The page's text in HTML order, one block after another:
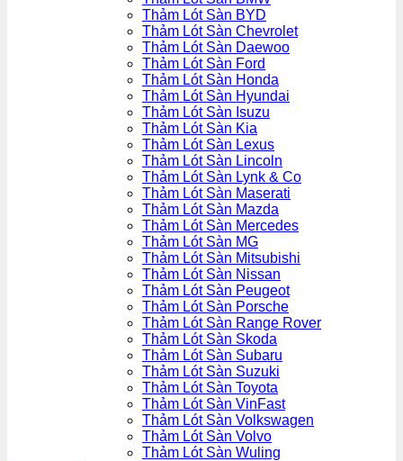
Thảm Lót Sàn BYD
Thảm Lót Sàn Chevrolet
Thảm Lót Sàn Daewoo
Thảm Lót Sàn Ford
Thảm Lót Sàn Honda
Thảm Lót Sàn Hyundai
Thảm Lót Sàn Isuzu
Thảm Lót Sàn Kia
Thảm Lót Sàn Lexus
Thảm Lót Sàn Lincoln
Thảm Lót Sàn Lynk & Co
Thảm Lót Sàn Maserati
Thảm Lót Sàn Mazda
Thảm Lót Sàn Mercedes
Thảm Lót Sàn MG
Thảm Lót Sàn Mitsubishi
Thảm Lót Sàn Nissan
Thảm Lót Sàn Peugeot
Thảm Lót Sàn Porsche
Thảm Lót Sàn Range Rover
Thảm Lót Sàn Skoda
Thảm Lót Sàn Subaru
Thảm Lót Sàn Suzuki
Thảm Lót Sàn Toyota
Thảm Lót Sàn VinFast
Thảm Lót Sàn Volkswagen
Thảm Lót Sàn Volvo
Thảm Lót Sàn Wuling